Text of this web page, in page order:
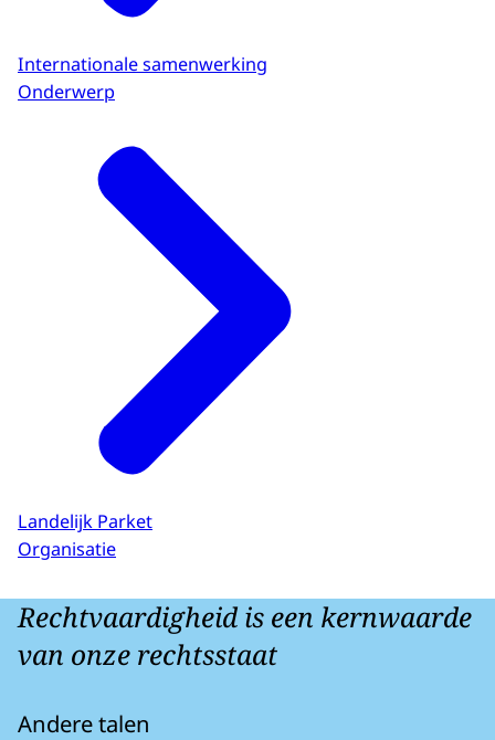
Internationale samenwerking
Onderwerp
Landelijk Parket
Organisatie
Rechtvaardigheid is een kernwaarde
van onze rechtsstaat
Andere talen